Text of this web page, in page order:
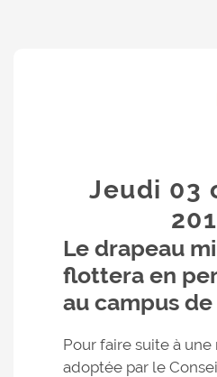
Jeudi 03
Le drapeau
flottera en
au campus
Pour faire suite à
adoptée par le